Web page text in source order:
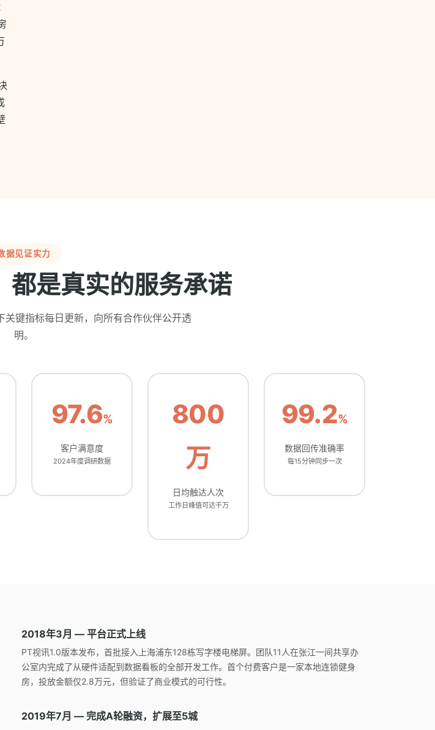
据见证实力
都是真实的服务承诺
关键指标每日更新，向所有合作伙伴公开透
明。
97.6%
客户满意度
2024年度调研数据
800
万
日均触达人次
工作日峰值可达千万
99.2%
数据回传准确率
每15分钟同步一次
2018年3月 — 平台正式上线
PT视讯1.0版本发布，首批接入上海浦东128栋写字楼电梯屏。团队11人在张江一间共享办
公室内完成了从硬件适配到数据看板的全部开发工作。首个付费客户是一家本地连锁健身
房，投放金额仅2.8万元，但验证了商业模式的可行性。
2019年7月 — 完成A轮融资，扩展至5城